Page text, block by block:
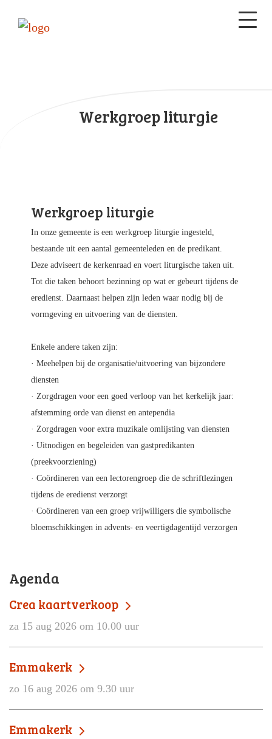
Werkgroep liturgie
Werkgroep liturgie
In onze gemeente is een werkgroep liturgie ingesteld,
bestaande uit een aantal gemeenteleden en de predikant.
Deze adviseert de kerkenraad en voert liturgische taken uit.
Tot die taken behoort bezinning op wat er gebeurt tijdens de
eredienst. Daarnaast helpen zijn leden waar nodig bij de
vormgeving en uitvoering van de diensten.
Enkele andere taken zijn:
· Meehelpen bij de organisatie/uitvoering van bijzondere
diensten
· Zorgdragen voor een goed verloop van het kerkelijk jaar:
afstemming orde van dienst en antependia
· Zorgdragen voor extra muzikale omlijsting van diensten
· Uitnodigen en begeleiden van gastpredikanten
(preekvoorziening)
· Coördineren van een lectorengroep die de schriftlezingen
tijdens de eredienst verzorgt
· Coördineren van een groep vrijwilligers die symbolische
bloemschikkingen in advents- en veertigdagentijd verzorgen
Agenda
Crea kaartverkoop
za 15 aug 2026 om 10.00 uur
Emmakerk
zo 16 aug 2026 om 9.30 uur
Emmakerk